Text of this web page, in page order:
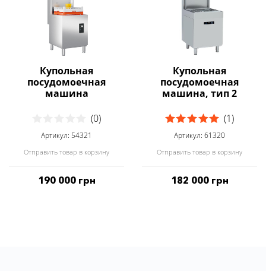
Купольная
посудомоечная
машина
(0)
Артикул: 54321
Отправить товар в корзину
190 000 грн
Купольная
посудомоечная
машина, тип 2
(1)
Артикул: 61320
Отправить товар в корзину
182 000 грн